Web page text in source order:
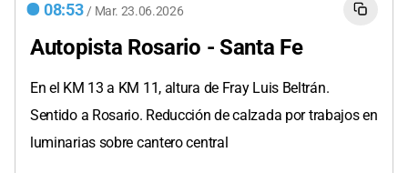
08:53 / Mar. 23.06.2026
Autopista Rosario - Santa Fe
En el KM 13 a KM 11, altura de Fray Luis Beltrán.
Sentido a Rosario. Reducción de calzada por trabajos en
luminarias sobre cantero central